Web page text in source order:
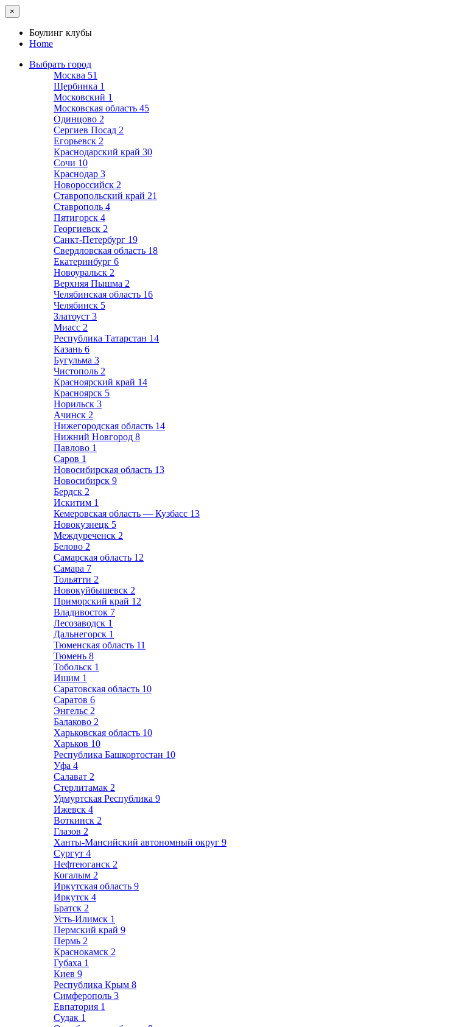
×
Боулинг клубы
Home
Выбрать город
Москва 51
Щербинка 1
Московский 1
Московская область 45
Одинцово 2
Сергиев Посад 2
Егорьевск 2
Краснодарский край 30
Сочи 10
Краснодар 3
Новороссийск 2
Ставропольский край 21
Ставрополь 4
Пятигорск 4
Георгиевск 2
Санкт-Петербург 19
Свердловская область 18
Екатеринбург 6
Новоуральск 2
Верхняя Пышма 2
Челябинская область 16
Челябинск 5
Златоуст 3
Миасс 2
Республика Татарстан 14
Казань 6
Бугульма 3
Чистополь 2
Красноярский край 14
Красноярск 5
Норильск 3
Ачинск 2
Нижегородская область 14
Нижний Новгород 8
Павлово 1
Саров 1
Новосибирская область 13
Новосибирск 9
Бердск 2
Искитим 1
Кемеровская область — Кузбасс 13
Новокузнецк 5
Междуреченск 2
Белово 2
Самарская область 12
Самара 7
Тольятти 2
Новокуйбышевск 2
Приморский край 12
Владивосток 7
Лесозаводск 1
Дальнегорск 1
Тюменская область 11
Тюмень 8
Тобольск 1
Ишим 1
Саратовская область 10
Саратов 6
Энгельс 2
Балаково 2
Харьковская область 10
Харьков 10
Республика Башкортостан 10
Уфа 4
Салават 2
Стерлитамак 2
Удмуртская Республика 9
Ижевск 4
Воткинск 2
Глазов 2
Ханты-Мансийский автономный округ 9
Сургут 4
Нефтеюганск 2
Когалым 2
Иркутская область 9
Иркутск 4
Братск 2
Усть-Илимск 1
Пермский край 9
Пермь 2
Краснокамск 2
Губаха 1
Киев 9
Республика Крым 8
Симферополь 3
Евпатория 1
Судак 1